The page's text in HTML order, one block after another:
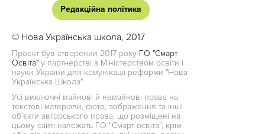
Редакційна політика
© Нова Українська школа, 2017
Проект був створений 2017 року ГО "Смарт
Освіта" у партнерстві з Міністерством освіти і
науки України для комунікації реформи "Нова
Українська Школа"
Усі виключні майнові й немайнові права на
текстові матеріали, фото, зображення та інші
об’єкти авторського права, що розміщені на
цьому сайті належать ГО “Смарт освіта”, крім